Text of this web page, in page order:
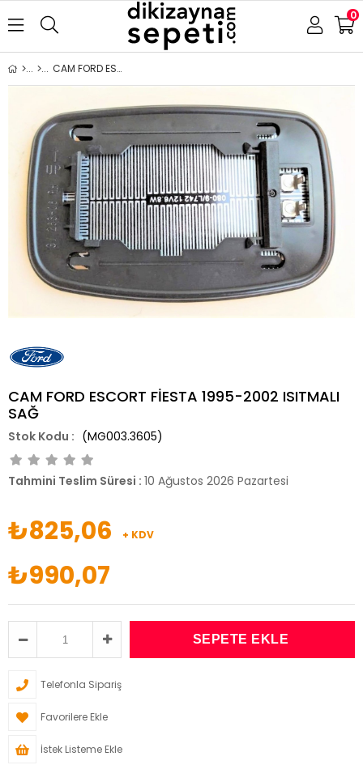
0
CAM FORD ESCORT FİESTA 1995-2002 ISITMALI SAĞ
CAM FORD ESCORT FİESTA 1995-2002 ISITMALI
SAĞ
(MG003.3605)
Tahmini Teslim Süresi : 10 Ağustos 2026 Pazartesi
₺825,06 + KDV
₺990,07
Telefonla Sipariş
Favorilere Ekle
İstek Listeme Ekle